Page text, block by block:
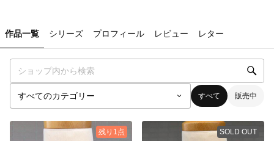
作品一覧 シリーズ プロフィール レビュー レター
すべて 販売中
残り1点 SOLD OUT